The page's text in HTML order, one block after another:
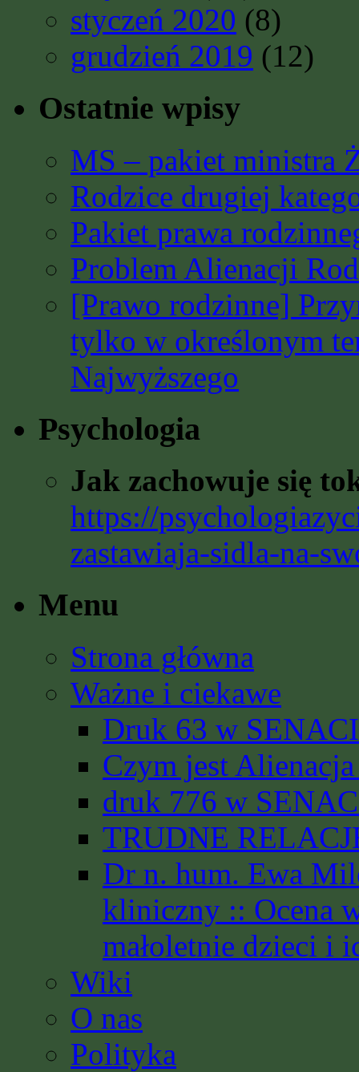
styczeń 2020 (8)
grudzień 2019 (12)
Ostatnie wpisy
MS – pakiet ministra
Rodzice drugiej
Pakiet prawa
Problem Alienacji
[Prawo rodzinne]
tylko w określonym
Najwyższego
Psychologia
Jak zachowuje się
https://
zastawiaja-sidla-na-
Menu
Strona główna
Ważne i ciekawe
Druk 63 w
Czym jest
druk 776 w
TRUDNE
Dr n. hum. Ewa
kliniczny :: Ocena
małoletnie dzieci i
Wiki
O nas
Polityka